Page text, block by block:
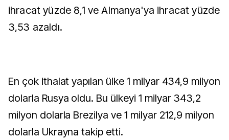
ihracat yüzde 8,1 ve Almanya'ya ihracat yüzde
3,53 azaldı.
En çok ithalat yapılan ülke 1 milyar 434,9 milyon
dolarla Rusya oldu. Bu ülkeyi 1 milyar 343,2
milyon dolarla Brezilya ve 1 milyar 212,9 milyon
dolarla Ukrayna takip etti.